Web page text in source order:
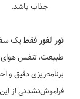
جذاب باشد.
تور لفورفقط یک
طبیعت، تنفس هوای
برنامه‌ریزی دقیق و
فراموش‌نشدنی از